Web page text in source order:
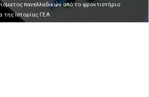
πανελλαδικών από το φροντιστήριο
Ιστορίας ΓΕΛ